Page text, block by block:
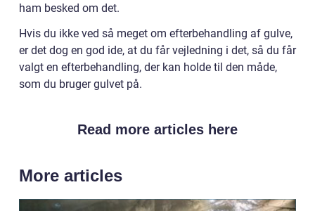
ham besked om det.
Hvis du ikke ved så meget om efterbehandling af gulve,
er det dog en god ide, at du får vejledning i det, så du får
valgt en efterbehandling, der kan holde til den måde,
som du bruger gulvet på.
Read more articles here
More articles